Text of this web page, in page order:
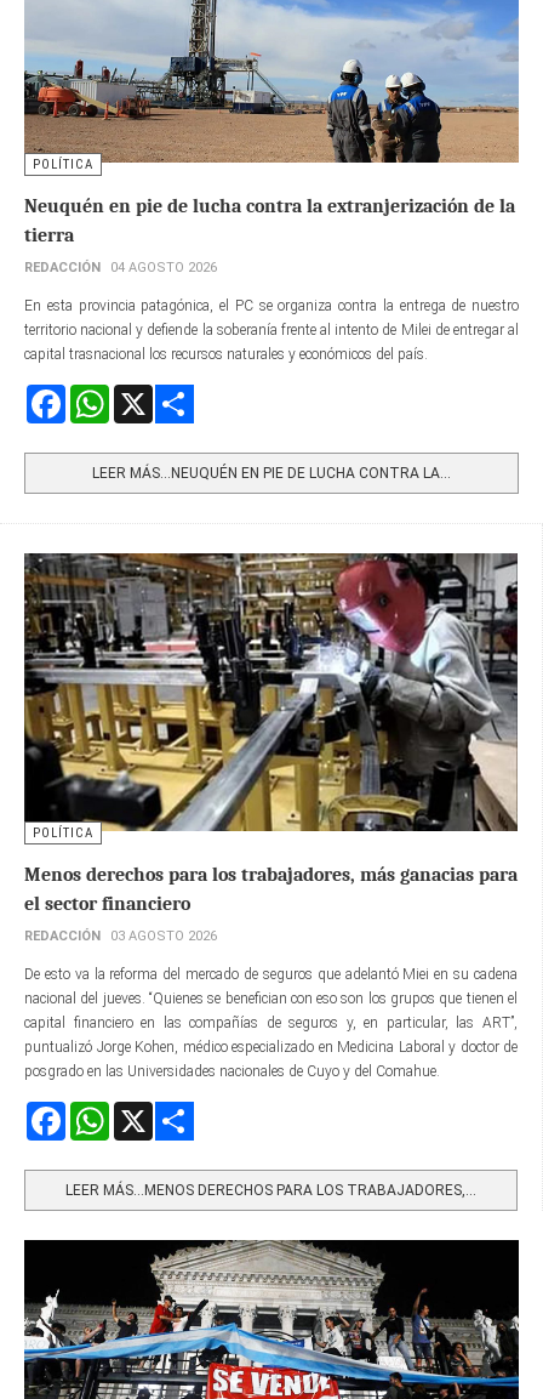
POLÍTICA
Neuquén en pie de lucha contra la extranjerización de la
tierra
REDACCIÓN 04 AGOSTO 2026
En esta provincia patagónica, el PC se organiza contra la entrega de nuestro
territorio nacional y defiende la soberanía frente al intento de Milei de entregar al
capital trasnacional los recursos naturales y económicos del país.
FacebookWhatsApp
LEER MÁS…NEUQUÉN EN PIE DE LUCHA CONTRA LA...
POLÍTICA
Menos derechos para los trabajadores, más ganacias para
el sector financiero
REDACCIÓN 03 AGOSTO 2026
De esto va la reforma del mercado de seguros que adelantó Miei en su cadena
nacional del jueves. “Quienes se benefician con eso son los grupos que tienen el
capital financiero en las compañías de seguros y, en particular, las ART”,
puntualizó Jorge Kohen, médico especializado en Medicina Laboral y doctor de
posgrado en las Universidades nacionales de Cuyo y del Comahue.
FacebookWhatsApp
LEER MÁS…MENOS DERECHOS PARA LOS TRABAJADORES,...